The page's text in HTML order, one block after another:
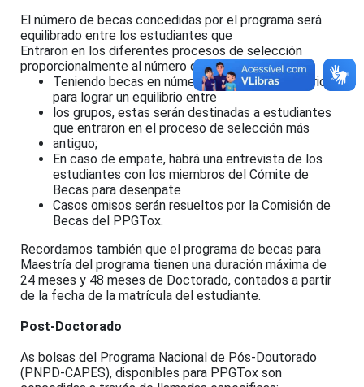
El número de becas concedidas por el programa será
equilibrado entre los estudiantes que
Entraron en los diferentes procesos de selección
proporcionalmente al número de almnos escritos.
Teniendo becas en número superior al necesario
para lograr un equilibrio entre
los grupos, estas serán destinadas a estudiantes
que entraron en el proceso de selección más
antiguo;
En caso de empate, habrá una entrevista de los
estudiantes con los miembros del Cómite de
Becas para desenpate
Casos omisos serán resueltos por la Comisión de
Becas del PPGTox.
Recordamos también que el programa de becas para
Maestría del programa tienen una duración máxima de
24 meses y 48 meses de Doctorado, contados a partir
de la fecha de la matrícula del estudiante.
Post-Doctorado
​As bolsas del Programa Nacional de Pós-Doutorado
(PNPD-CAPES), disponibles para PPGTox son